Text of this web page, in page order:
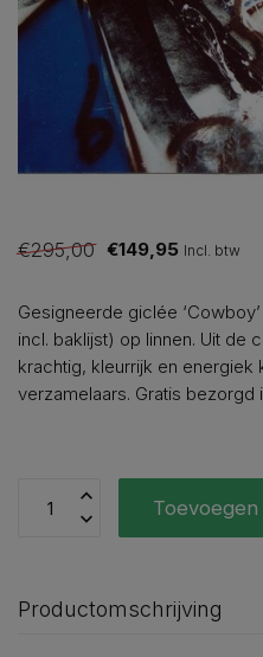
€295,00 €149,95 Incl. btw
Gesigneerde giclée
incl. baklijst) op linnen. Uit de
krachtig, kleurrijk en
verzamelaars. Gratis bezorgd
Productomschrijving